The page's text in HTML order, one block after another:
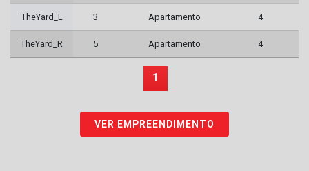
TheYard_L 3 Apartamento 4
TheYard_R 5 Apartamento 4
1
VER EMPREENDIMENTO